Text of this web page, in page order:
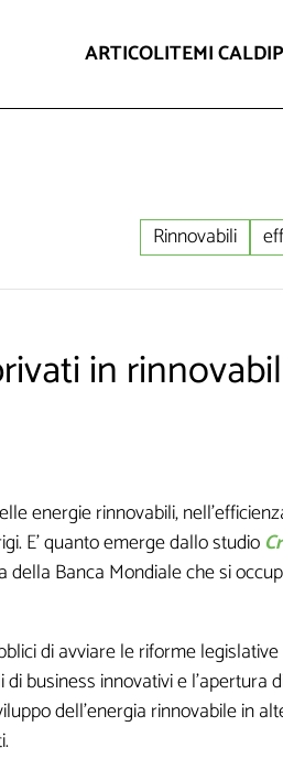
ARTICOLITEMI CALDI
Rinnovabili
in
energie rinnovabili,
E’ quanto emerge dallo studio
della Banca Mondiale che si
di avviare le riforme
business innovativi e l'apertura
dell'energia rinnovabile in
ricevere contenuti